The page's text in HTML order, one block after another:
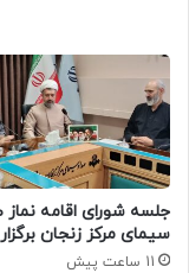
جلسه شورای اقامه نماز
سیمای مرکز زنجان
11 ساعت پیش